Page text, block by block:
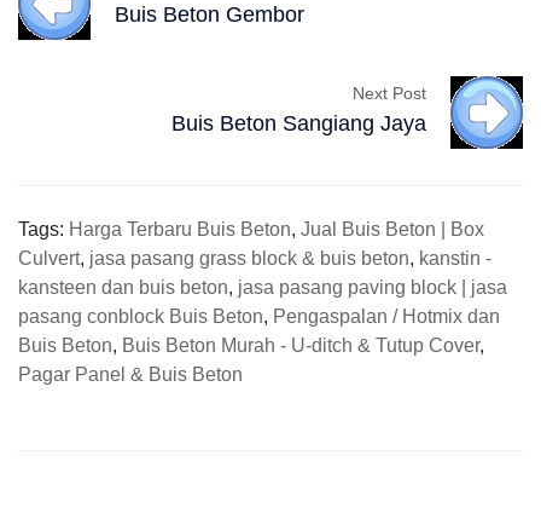
Buis Beton Gembor
Next Post
Buis Beton Sangiang Jaya
Tags: Harga Terbaru Buis Beton, Jual Buis Beton | Box
Culvert, jasa pasang grass block & buis beton, kanstin -
kansteen dan buis beton, jasa pasang paving block | jasa
pasang conblock Buis Beton, Pengaspalan / Hotmix dan
Buis Beton, Buis Beton Murah - U-ditch & Tutup Cover,
Pagar Panel & Buis Beton